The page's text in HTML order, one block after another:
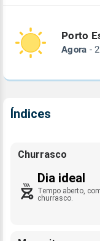
Porto
Agora -
Índices
Churrasco
Dia ideal
Tempo aberto,
churrasco.